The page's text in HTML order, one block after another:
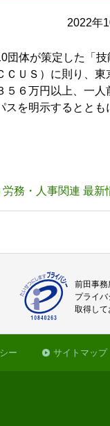
2022年
団体が策定した「技
ＣＵＳ）に則り、東
５６万円以上、一人
スを明示するととも
労務・人事関連 最新
前田事務
プライ
取得して
ー サイトマップ